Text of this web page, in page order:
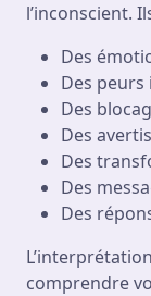
l’inconscient.
Des
Des peurs
Des
Des
Des
Des
Des
comprendre